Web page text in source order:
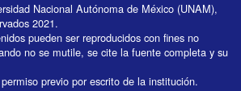
Nacional Autónoma de México (UNAM),
2021.
pueden ser reproducidos con fines no
no se mutile, se cite la fuente completa y su
previo por escrito de la institución.